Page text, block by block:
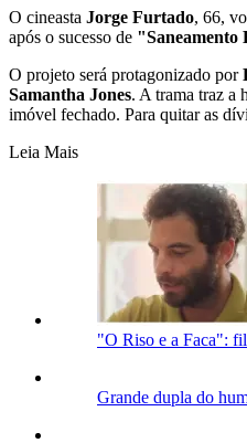
O cineasta Jorge Furtado, 66,
após o sucesso de "Saneamento
O projeto será protagonizado por
Samantha Jones. A trama traz a
imóvel fechado. Para quitar as
Leia Mais
"O Riso e a Faca":
Grande dupla do